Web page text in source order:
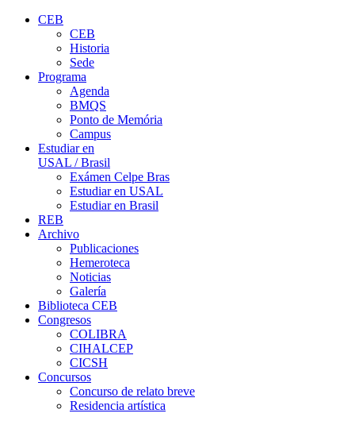
CEB
CEB
Historia
Sede
Programa
Agenda
BMQS
Ponto de Memória
Campus
Estudiar en
USAL / Brasil
Exámen Celpe Bras
Estudiar en USAL
Estudiar en Brasil
REB
Archivo
Publicaciones
Hemeroteca
Noticias
Galería
Biblioteca CEB
Congresos
COLIBRA
CIHALCEP
CICSH
Concursos
Concurso de relato breve
Residencia artística